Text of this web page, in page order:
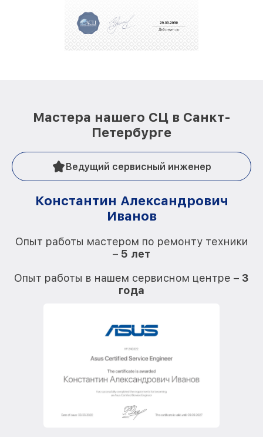
Мастера нашего СЦ в Санкт-
Петербурге
Ведущий сервисный инженер
Константин Александрович
Иванов
Опыт работы мастером по ремонту техники
– 5 лет
Опыт работы в нашем сервисном центре – 3
года